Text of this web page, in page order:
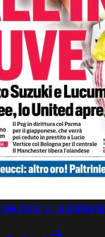
LEGGI IL GIORNALE